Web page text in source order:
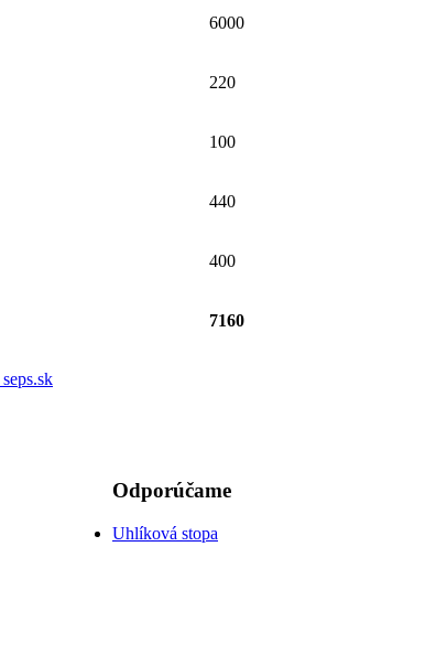
6000
220
100
440
400
7160
seps.sk
Odporúčame
Uhlíková stopa